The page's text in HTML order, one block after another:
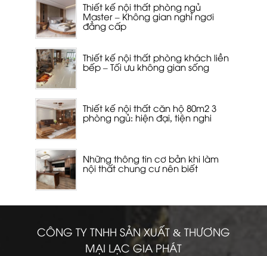
Thiết kế nội thất phòng ngủ
Master – Không gian nghỉ ngơi
đẳng cấp
Thiết kế nội thất phòng khách liền
bếp – Tối ưu không gian sống
Thiết kế nội thất căn hộ 80m2 3
phòng ngủ: hiện đại, tiện nghi
Những thông tin cơ bản khi làm
nội thất chung cư nên biết
CÔNG TY TNHH SẢN XUẤT & THƯƠNG
MẠI LẠC GIA PHÁT